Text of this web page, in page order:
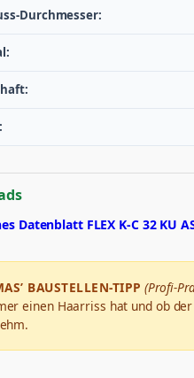
Durchmesser:
Datenblatt FLEX K-C 32 KU
BAUSTELLEN-TIPP (Profi-
einen Haarriss hat und ob